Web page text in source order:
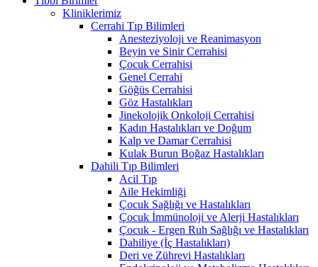
Kliniklerimiz
Cerrahi Tıp Bilimleri
Anesteziyoloji ve Reanimasyon
Beyin ve Sinir Cerrahisi
Çocuk Cerrahisi
Genel Cerrahi
Göğüs Cerrahisi
Göz Hastalıkları
Jinekolojik Onkoloji Cerrahisi
Kadın Hastalıkları ve Doğum
Kalp ve Damar Cerrahisi
Kulak Burun Boğaz Hastalıkları
Dahili Tıp Bilimleri
Acil Tıp
Aile Hekimliği
Çocuk Sağlığı ve Hastalıkları
Çocuk İmmünoloji ve Alerji Hastalıkları
Çocuk - Ergen Ruh Sağlığı ve Hastalıkları
Dahiliye (İç Hastalıkları)
Deri ve Zührevi Hastalıkları